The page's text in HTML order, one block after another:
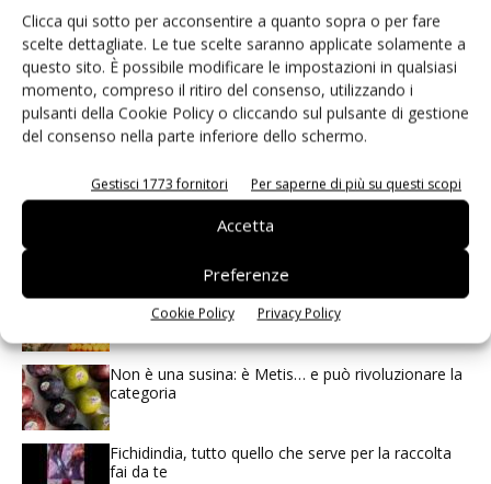
Clicca qui sotto per acconsentire a quanto sopra o per fare
scelte dettagliate. Le tue scelte saranno applicate solamente a
questo sito. È possibile modificare le impostazioni in qualsiasi
momento, compreso il ritiro del consenso, utilizzando i
pulsanti della Cookie Policy o cliccando sul pulsante di gestione
del consenso nella parte inferiore dello schermo.
Gestisci 1773 fornitori Per saperne di più su questi scopi
Accetta
Preferenze
Cookie Policy Privacy Policy
I più visti
Spazio Conad: continua la conversione dei punti di
L’ortofrutta di Extra Supermercati tra localismo e
Ai #Repartofresh
Non è una susina: è Metis… e può rivoluzionare la
categoria
Fichidindia, tutto quello che serve per la raccolta
fai da te